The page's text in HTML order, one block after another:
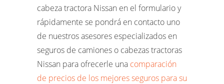
cabeza tractora Nissan en el formulario y
rápidamente se pondrá en contacto uno
de nuestros asesores especializados en
seguros de camiones o cabezas tractoras
Nissan para ofrecerle una comparación
de precios de los mejores seguros para su